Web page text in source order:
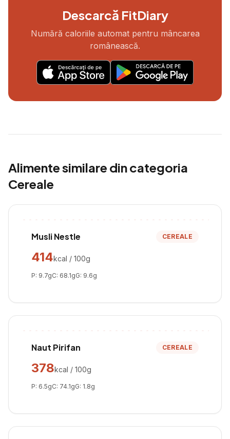
Descarcă FitDiary
Numără caloriile automat pentru mâncarea
românească.
Alimente similare din categoria
Cereale
Musli Nestle CEREALE
414kcal / 100g
P: 9.7gC: 68.1gG: 9.6g
Naut Pirifan CEREALE
378kcal / 100g
P: 6.5gC: 74.1gG: 1.8g